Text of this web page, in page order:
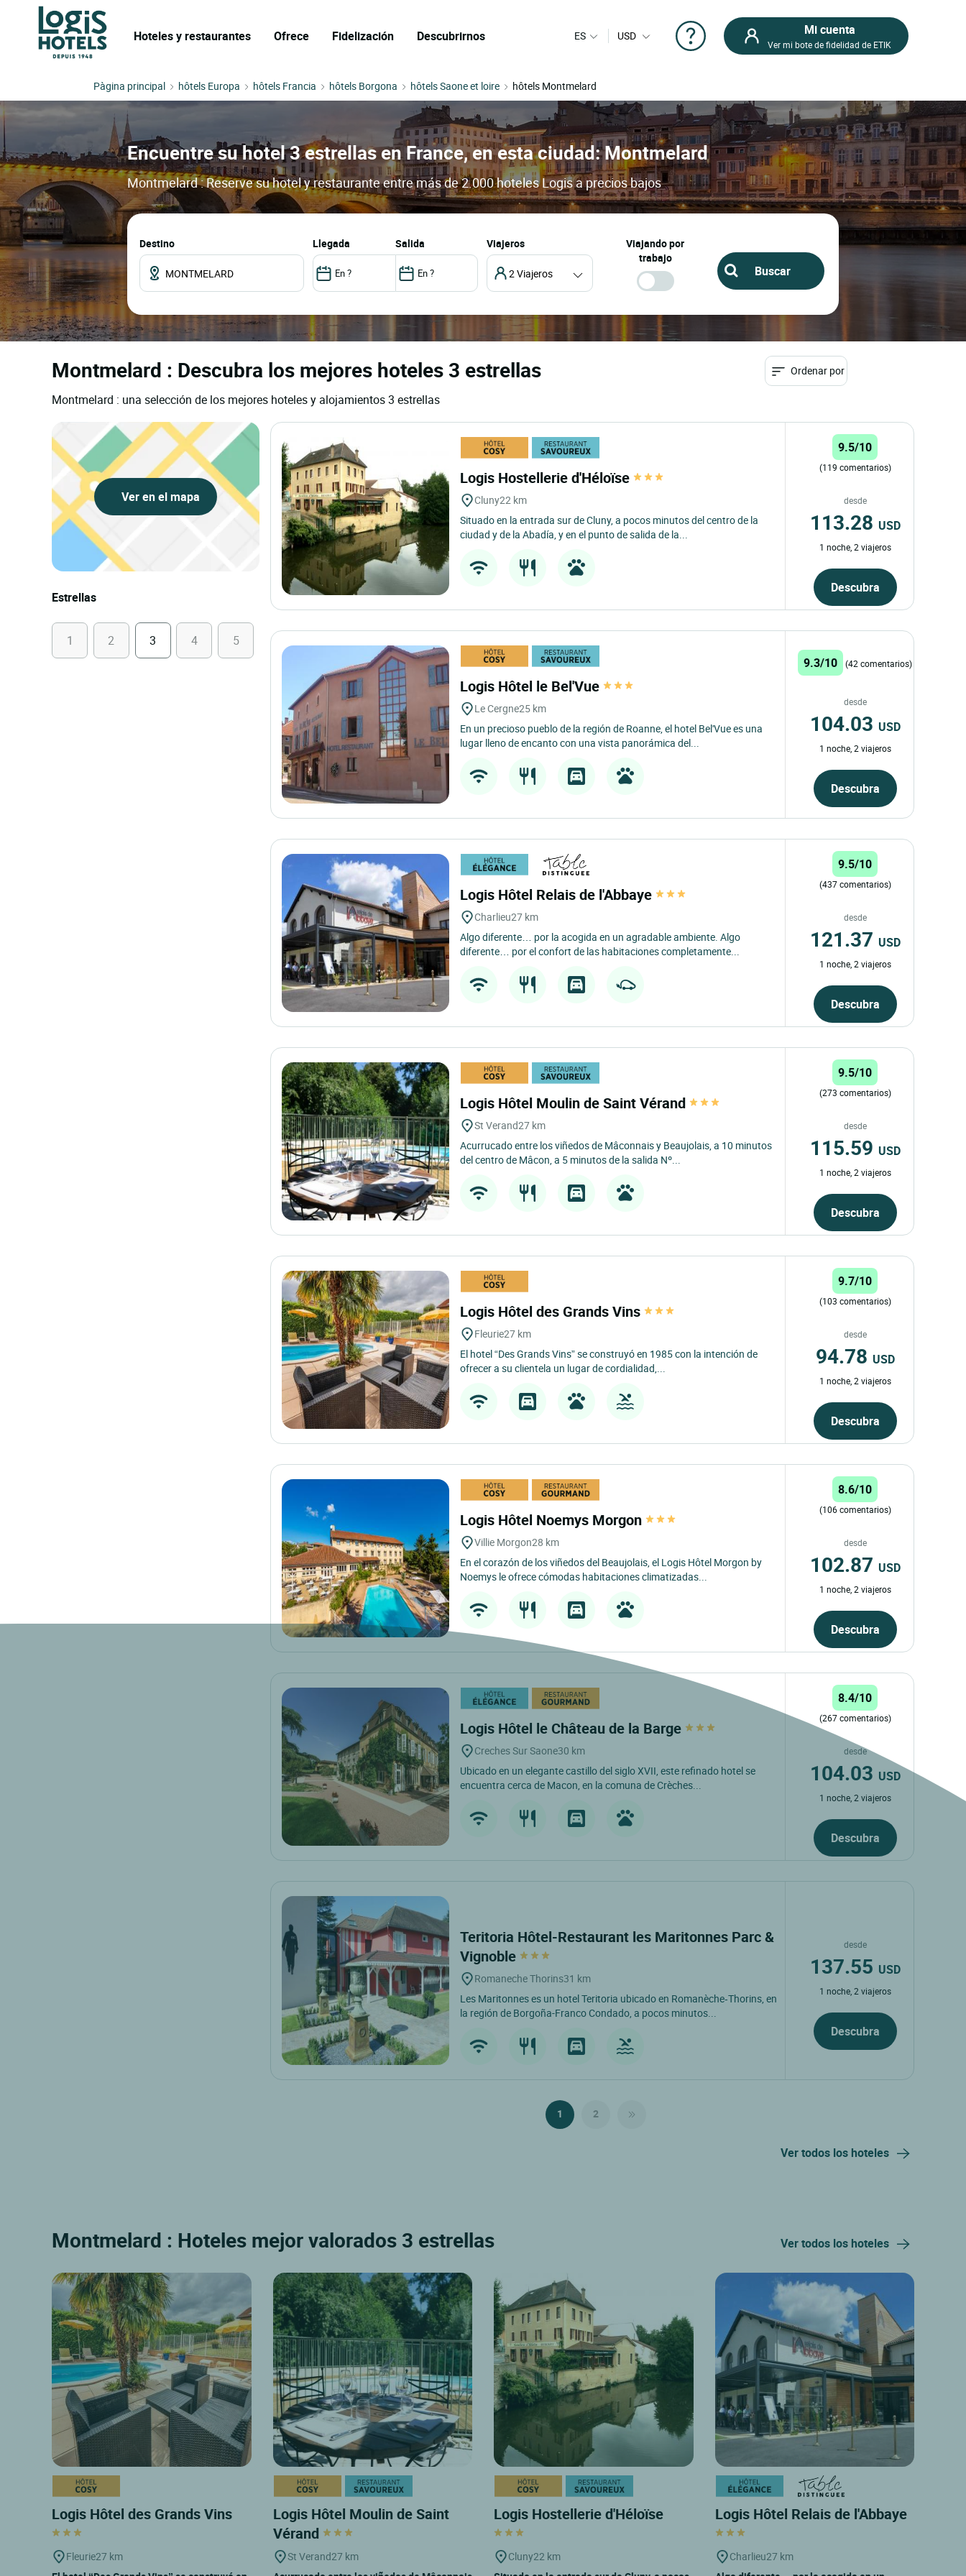
Hoteles y restaurantes Ofrece Fidelización Descubrirnos ES USD Mi cuenta
Ver mi bote de fidelidad de ETIK
Pàgina principal hôtels Europa hôtels Francia hôtels Borgona hôtels Saone et loire hôtels Montmelard
Encuentre su hotel 3 estrellas en France, en esta ciudad: Montmelard
Montmelard : Reserve su hotel y restaurante entre más de 2.000 hoteles Logis a precios bajos
Destino llegada salida Viajeros
2 Viajeros
Viajando por
trabajo
Montmelard : Descubra los mejores hoteles 3 estrellas
Montmelard : una selección de los mejores hoteles y alojamientos 3 estrellas
Ordenar por
Ver en el mapa
Estrellas
1 2 3 4 5
Logis Hostellerie d'Héloïse
Cluny22 km
Situado en la entrada sur de Cluny, a pocos minutos del centro de la
ciudad y de la Abadía, y en el punto de salida de la...
9.5/10
(119 comentarios)
desde
113.28 USD
1 noche, 2 viajeros
Descubra
Logis Hôtel le Bel'Vue
Le Cergne25 km
En un precioso pueblo de la región de Roanne, el hotel Bel'Vue es una
lugar lleno de encanto con una vista panorámica del...
9.3/10 (42 comentarios)
desde
104.03 USD
1 noche, 2 viajeros
Descubra
Logis Hôtel Relais de l'Abbaye
Charlieu27 km
Algo diferente… por la acogida en un agradable ambiente. Algo
diferente… por el confort de las habitaciones completamente...
9.5/10
(437 comentarios)
desde
121.37 USD
1 noche, 2 viajeros
Descubra
Logis Hôtel Moulin de Saint Vérand
St Verand27 km
Acurrucado entre los viñedos de Mâconnais y Beaujolais, a 10 minutos
del centro de Mâcon, a 5 minutos de la salida Nº...
9.5/10
(273 comentarios)
desde
115.59 USD
1 noche, 2 viajeros
Descubra
Logis Hôtel des Grands Vins
Fleurie27 km
El hotel “Des Grands Vins” se construyó en 1985 con la intención de
ofrecer a su clientela un lugar de cordialidad,...
9.7/10
(103 comentarios)
desde
94.78 USD
1 noche, 2 viajeros
Descubra
Logis Hôtel Noemys Morgon
Villie Morgon28 km
En el corazón de los viñedos del Beaujolais, el Logis Hôtel Morgon by
Noemys le ofrece cómodas habitaciones climatizadas...
8.6/10
(106 comentarios)
desde
102.87 USD
1 noche, 2 viajeros
Descubra
Logis Hôtel le Château de la Barge
Creches Sur Saone30 km
Ubicado en un elegante castillo del siglo XVII, este refinado hotel se
encuentra cerca de Macon, en la comuna de Crèches...
8.4/10
(267 comentarios)
desde
104.03 USD
1 noche, 2 viajeros
Descubra
Teritoria Hôtel-Restaurant les Maritonnes Parc &
Vignoble
Romaneche Thorins31 km
Les Maritonnes es un hotel Teritoria ubicado en Romanèche‑Thorins, en
la región de Borgoña-Franco Condado, a pocos minutos...
desde
137.55 USD
1 noche, 2 viajeros
Descubra
1 2
Ver todos los hoteles
Montmelard : Hoteles mejor valorados 3 estrellas Ver todos los hoteles
Logis Hôtel des Grands Vins
Fleurie27 km
Logis Hôtel Moulin de Saint
Vérand
St Verand27 km
Logis Hostellerie d'Héloïse
Cluny22 km
Logis Hôtel Relais de l'Abbaye
Charlieu27 km